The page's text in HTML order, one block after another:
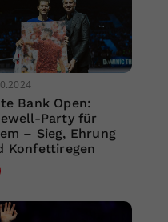
Bank Open:
Party für
– Sieg, Ehrung
Konfettiregen